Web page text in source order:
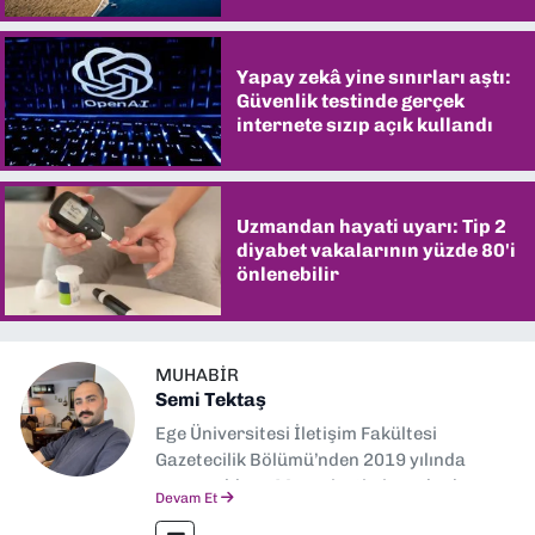
Yapay zekâ yine sınırları aştı:
Güvenlik testinde gerçek
internete sızıp açık kullandı
Uzmandan hayati uyarı: Tip 2
diyabet vakalarının yüzde 80'i
önlenebilir
MUHABIR
Semi Tektaş
Ege Üniversitesi İletişim Fakültesi
Gazetecilik Bölümü’nden 2019 yılında
mezun oldum. Mezuniyetimin ardından
Devam Et